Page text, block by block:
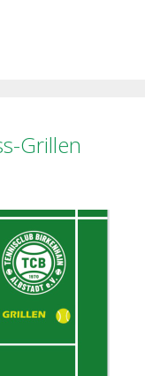
Grillen